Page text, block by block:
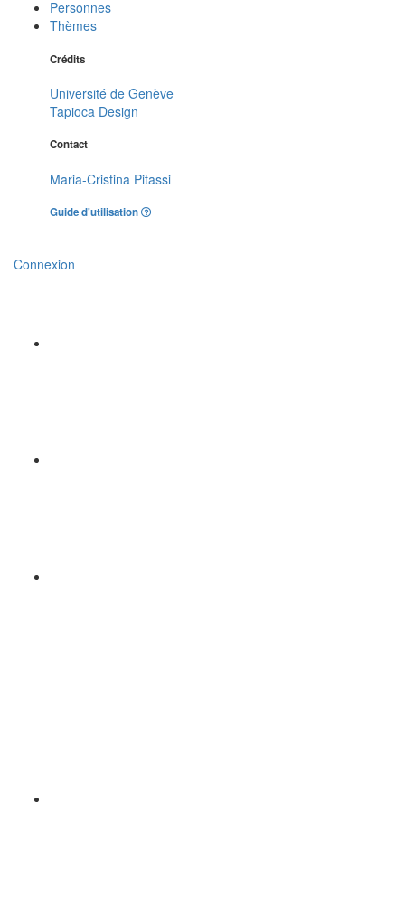
Personnes
Thèmes
Crédits
Université de Genève
Tapioca Design
Contact
Maria-Cristina Pitassi
Guide d'utilisation
Connexion